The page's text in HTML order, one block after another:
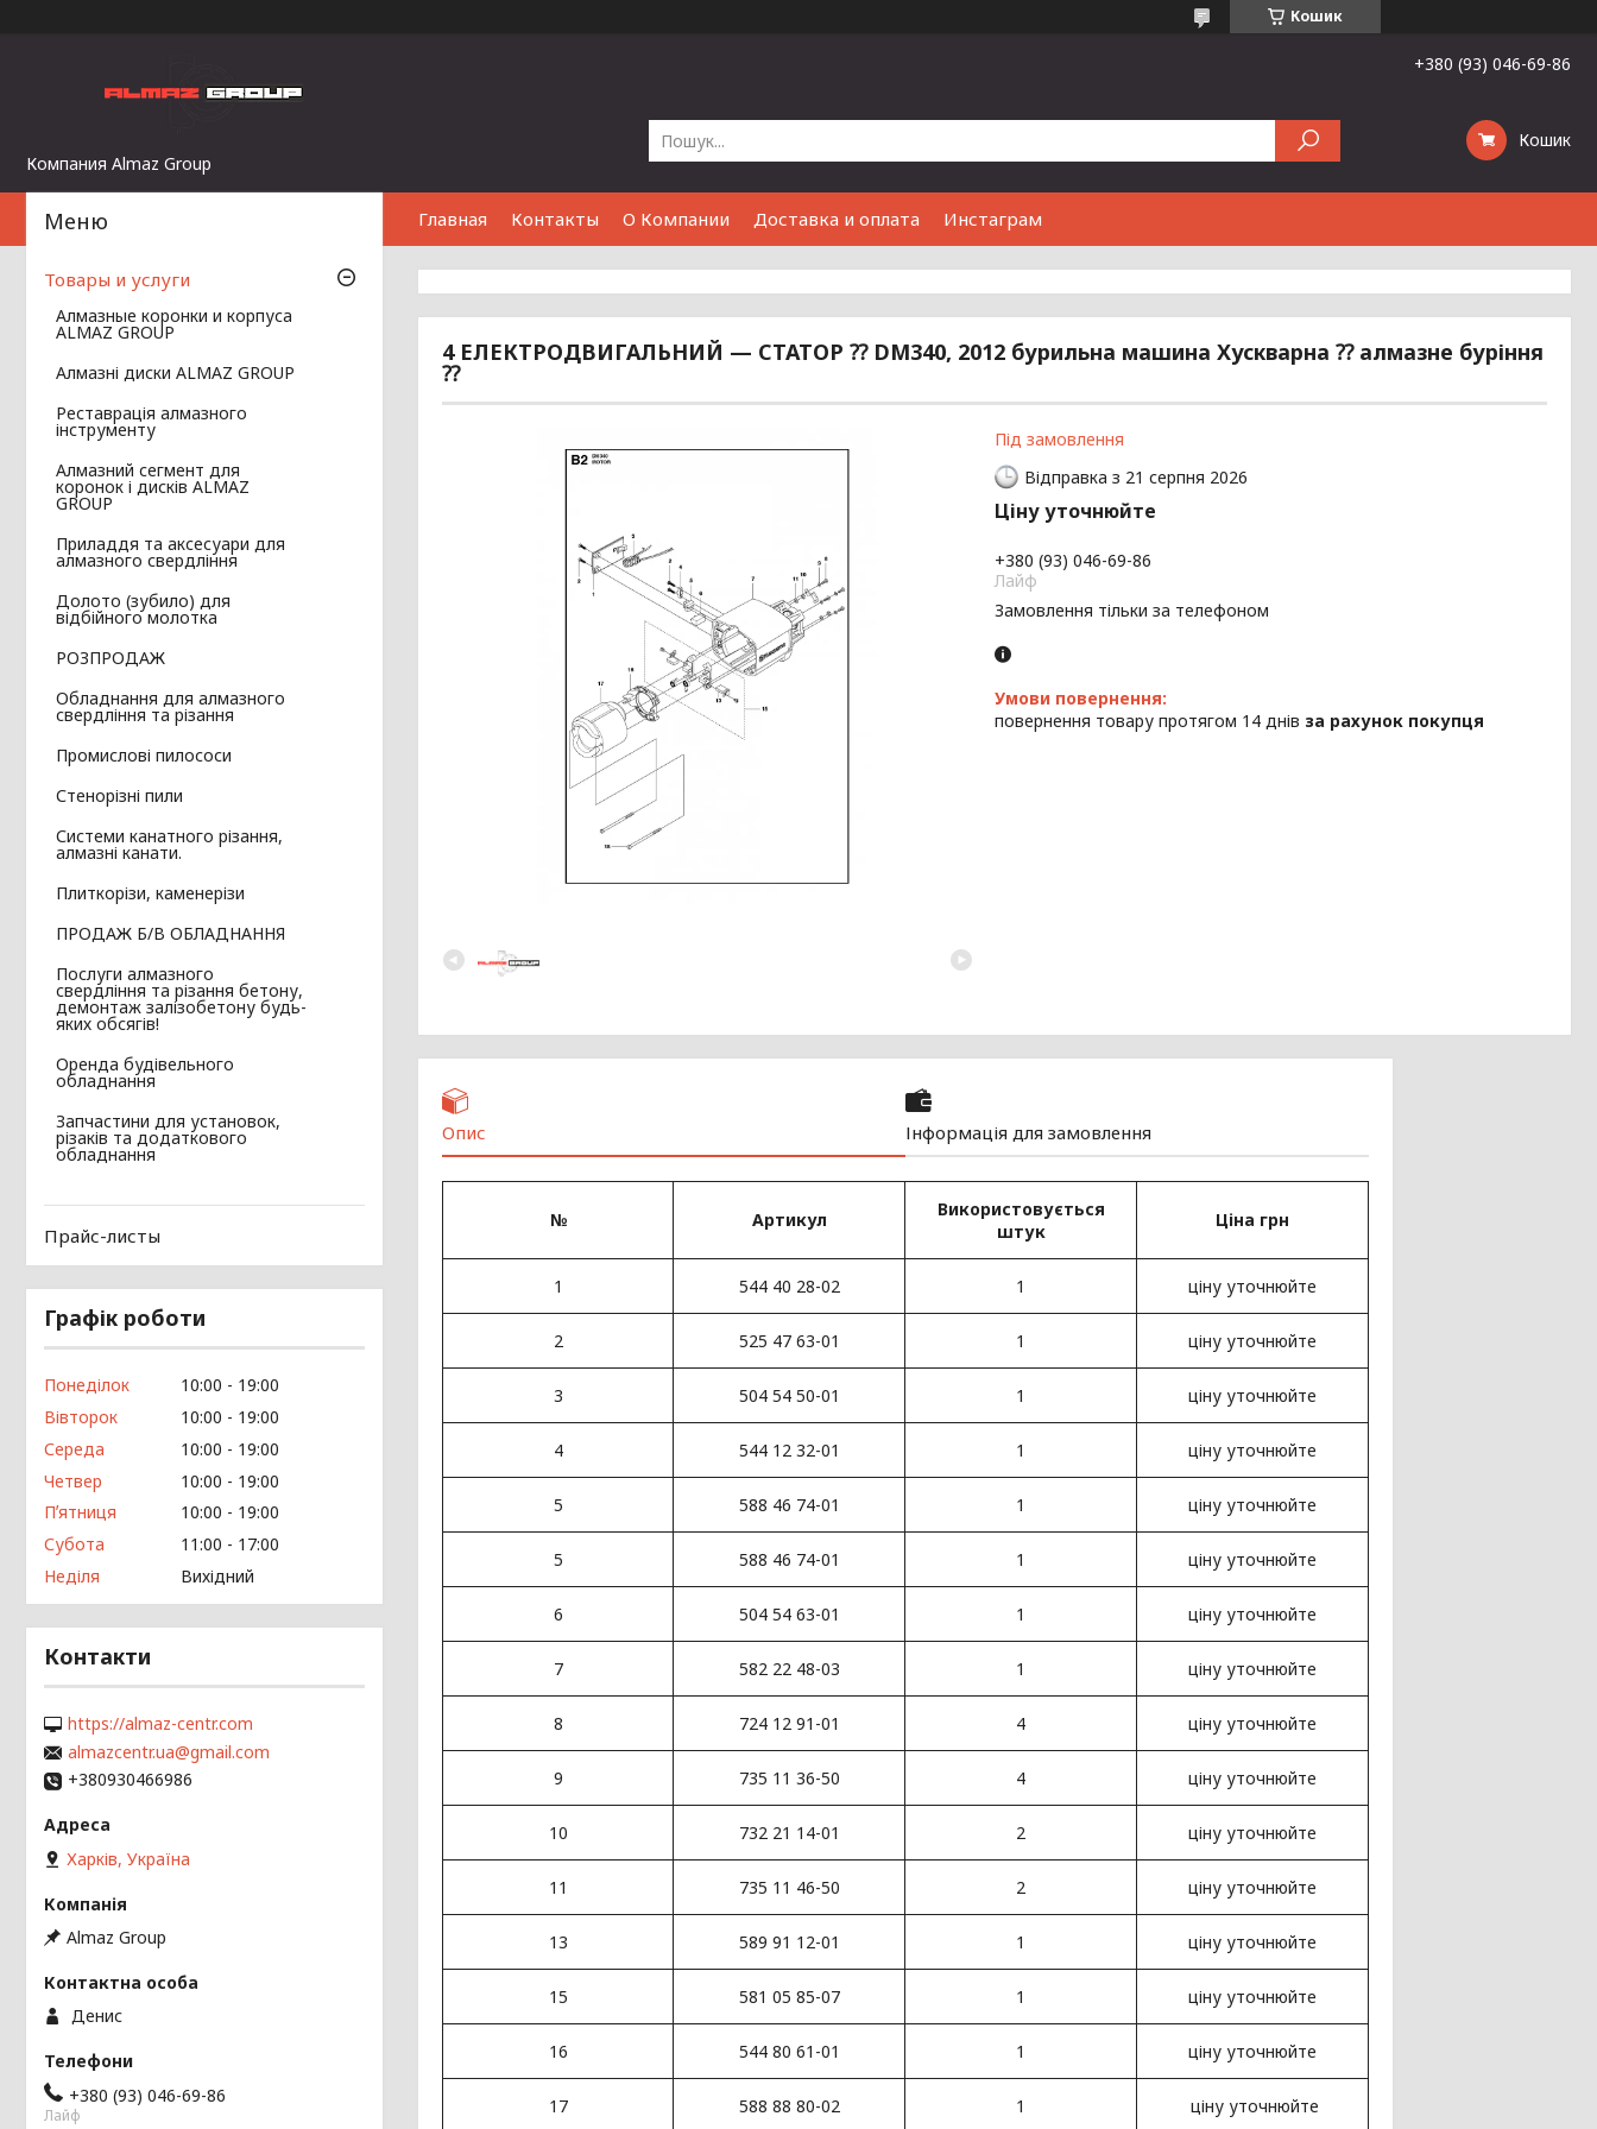
Кошик
Компания Almaz Group
+380 (93) 046-69-86
Кошик
Главная Контакты О Компании Доставка и оплата Инстаграм
4 ЕЛЕКТРОДВИГАЛЬНИЙ — СТАТОР ⁇ DM340, 2012 бурильна машина Хускварна ⁇ алмазне буріння
⁇
Під замовлення
Відправка з 21 серпня 2026
Ціну уточнюйте
+380 (93) 046-69-86
Лайф
Замовлення тільки за телефоном
повернення товару протягом 14 днів за рахунок покупця
Опис Інформація для замовлення
№ Артикул
Використовується
штук
Ціна грн
1 544 40 28-02 1 ціну уточнюйте
2 525 47 63-01 1 ціну уточнюйте
3 504 54 50-01 1 ціну уточнюйте
4 544 12 32-01 1 ціну уточнюйте
5 588 46 74-01 1 ціну уточнюйте
5 588 46 74-01 1 ціну уточнюйте
6 504 54 63-01 1 ціну уточнюйте
7 582 22 48-03 1 ціну уточнюйте
8 724 12 91-01 4 ціну уточнюйте
9 735 11 36-50 4 ціну уточнюйте
10 732 21 14-01 2 ціну уточнюйте
11 735 11 46-50 2 ціну уточнюйте
13 589 91 12-01 1 ціну уточнюйте
15 581 05 85-07 1 ціну уточнюйте
16 544 80 61-01 1 ціну уточнюйте
17 588 88 80-02 1 ціну уточнюйте
Товары и услуги
Алмазные коронки и корпуса
ALMAZ GROUP
Алмазні диски ALMAZ GROUP
Реставрація алмазного
інструменту
Алмазний сегмент для
коронок і дисків ALMAZ
GROUP
Приладдя та аксесуари для
алмазного свердління
Долото (зубило) для
відбійного молотка
РОЗПРОДАЖ
Обладнання для алмазного
свердління та різання
Промислові пилососи
Стенорізні пили
Системи канатного різання,
алмазні канати.
Плиткорізи, каменерізи
ПРОДАЖ Б/В ОБЛАДНАННЯ
Послуги алмазного
свердління та різання бетону,
демонтаж залізобетону будь-
яких обсягів!
Оренда будівельного
обладнання
Запчастини для установок,
різаків та додаткового
обладнання
Прайс-листы
Графік роботи
Понеділок 10:00
19:00
Вівторок
10:00
19:00
Середа
10:00
19:00
Четвер
10:00
19:00
Пʼятниця
10:00
19:00
Субота
11:00
17:00
Неділя
Вихідний
Контакти
https://almaz-centr.com
almazcentr.ua@gmail.com
+380930466986
Харків, Україна
Almaz Group
Денис
+380 (93) 046-69-86
Лайф